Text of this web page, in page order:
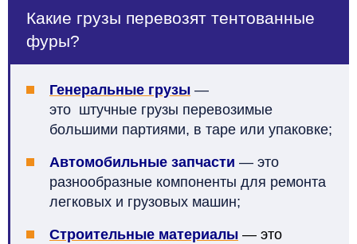
Какие грузы перевозят тентованные
фуры?
Генеральные грузы —
это штучные грузы перевозимые
большими партиями, в таре или упаковке;
Автомобильные запчасти — это
разнообразные компоненты для ремонта
легковых и грузовых машин;
Строительные материалы — это